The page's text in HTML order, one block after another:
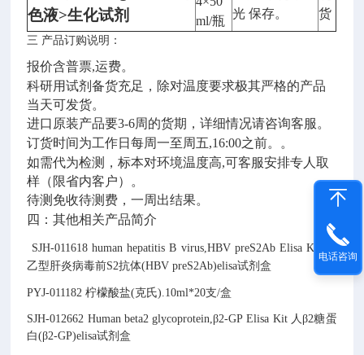
色液>生化试剂
ml/瓶
光 保存。
货
三 产品订购说明：
报价含普票,运费。
科研用试剂备货充足，除对温度要求极其严格的产品
当天可发货。
进口原装产品要3-6周的货期，详细情况请咨询客服。
订货时间为工作日每周一至周五,16:00之前。。
如需代为检测，标本对环境温度高,可客服安排专人取
样（限省内客户）。
待测免收待测费，一周出结果。
四：其他相关产品简介
SJH-011618 human hepatitis B virus,HBV preS2Ab Elisa Kit
乙型肝炎病毒前S2抗体(HBV preS2Ab)elisa试剂盒
PYJ-011182 柠檬酸盐(克氏).10ml*20支/盒
SJH-012662 Human beta2 glycoprotein,β2-GP Elisa Kit 人β2糖蛋
白(β2-GP)elisa试剂盒
电话咨询